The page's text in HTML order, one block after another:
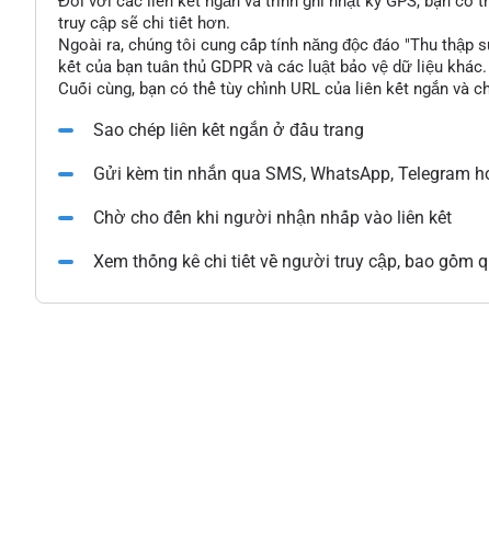
truy cập sẽ chi tiết hơn.
Ngoài ra, chúng tôi cung cấp tính năng độc đáo "Thu
kết của bạn tuân thủ GDPR và các luật bảo vệ dữ liệu khác.
Cuối cùng, bạn có thể tùy chỉnh URL của liên kết ngắn và
Sao chép liên kết ngắn ở đầu trang
Gửi kèm tin nhắn qua SMS, WhatsApp, Telegram
Chờ cho đến khi người nhận nhấp vào liên kết
Xem thống kê chi tiết về người truy cập, bao gồm